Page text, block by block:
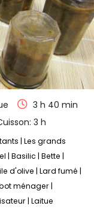
3 h 40 min
3 h
Les grands
Basilic Bette
d'olive Lard fumé
ménager
Laitue